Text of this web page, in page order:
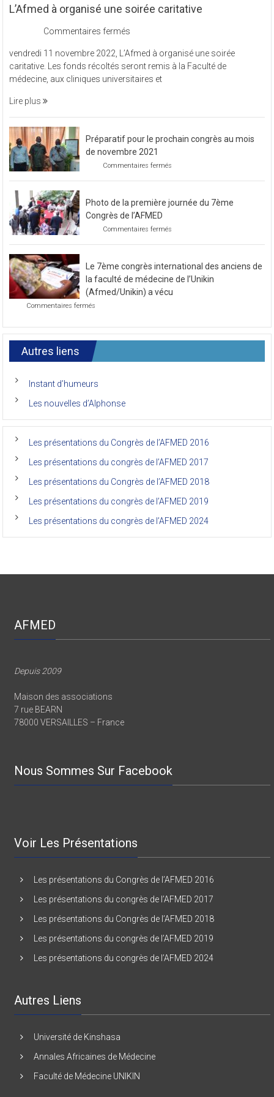
L’Afmed à organisé une soirée caritative
Commentaires fermés
à
organisé
une
vendredi 11 novembre 2022, L’Afmed à organisé une soirée
caritative. Les fonds récoltés seront remis à la Faculté de
médecine, aux cliniques universitaires et
Lire plus
Préparatif pour le prochain congrès au mois
de novembre 2021
Commentaires fermés
prochain
de
2021
Photo de la première journée du 7ème
Congrès de l’AFMED
Commentaires fermés
première
journée
7ème
l’AFMED
Le 7ème congrès international des anciens de
la faculté de médecine de l’Unikin
(Afmed/Unikin) a vécu
Commentaires fermés
congrès
international
anciens
la
de
de
(Afmed/Unikin)
vécu
Autres liens
Instant d’humeurs
Les nouvelles d’Alphonse
Les présentations du Congrès de l’AFMED 2016
Les présentations du congrès de l’AFMED 2017
Les présentations du Congrès de l’AFMED 2018
Les présentations du congrès de l’AFMED 2019
Les présentations du congrès de l’AFMED 2024
AFMED
Depuis 2009
Maison des associations
7 rue BEARN
78000 VERSAILLES – France
Nous Sommes Sur Facebook
Voir Les Présentations
Les présentations du Congrès de l’AFMED 2016
Les présentations du congrès de l’AFMED 2017
Les présentations du Congrès de l’AFMED 2018
Les présentations du congrès de l’AFMED 2019
Les présentations du congrès de l’AFMED 2024
Autres Liens
Université de Kinshasa
Annales Africaines de Médecine
Faculté de Médecine UNIKIN